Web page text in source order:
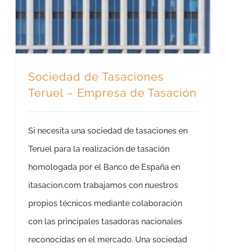
Sociedad de Tasaciones
Teruel – Empresa de Tasación
Si necesita una sociedad de tasaciones en
Teruel para la realización de tasación
homologada por el Banco de España en
itasacion.com trabajamos con nuestros
propios técnicos mediante colaboración
con las principales tasadoras nacionales
reconocidas en el mercado. Una sociedad